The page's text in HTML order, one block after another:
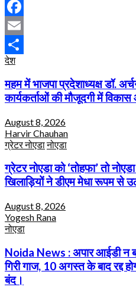
WhatsApp
Facebook
Email
Share
देश
महम में भाजपा प्रदेशाध्यक्ष डॉ.
कार्यकर्ताओं की मौजूदगी में
August 8, 2026
Harvir Chauhan
ग्रेटर नोएडानोएडा
ग्रेटर नोएडा को ‘तोहफा’ तो
खिलाड़ियों ने डीएम मेधा रूपम से
August 8, 2026
Yogesh Rana
नोएडा
Noida News : अपार आईडी न
गिरी गाज, 10 अगस्त के बाद रद्द
बंद।